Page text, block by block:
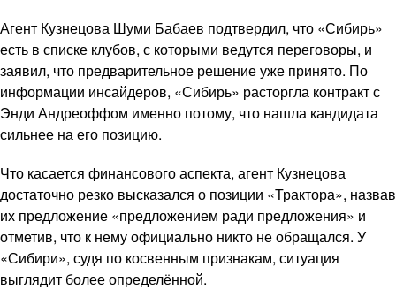
Агент Кузнецова Шуми Бабаев подтвердил, что «Сибирь»
есть в списке клубов, с которыми ведутся переговоры, и
заявил, что предварительное решение уже принято. По
информации инсайдеров, «Сибирь» расторгла контракт с
Энди Андреоффом именно потому, что нашла кандидата
сильнее на его позицию.
Что касается финансового аспекта, агент Кузнецова
достаточно резко высказался о позиции «Трактора», назвав
их предложение «предложением ради предложения» и
отметив, что к нему официально никто не обращался. У
«Сибири», судя по косвенным признакам, ситуация
выглядит более определённой.